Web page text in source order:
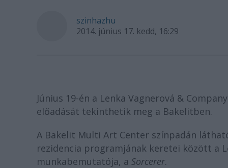
szinhazhu
2014. június 17. kedd, 16:29
Június 19-én a Lenka Vagnerová &
előadását tekinthetik meg a Bakelitben.
A Bakelit Multi Art Center színpadán
rezidencia programjának keretei között a
munkabemutatója, a Sorcerer.